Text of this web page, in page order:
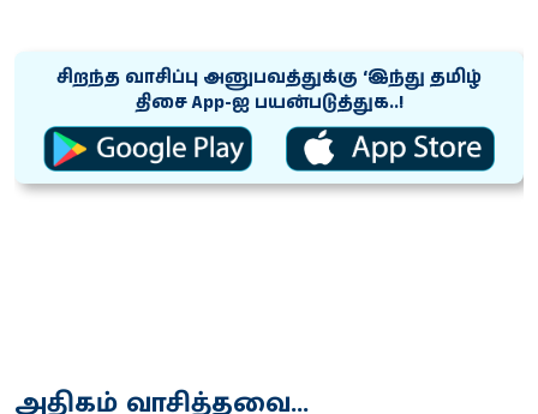
சிறந்த வாசிப்பு அனுபவத்துக்கு ‘இந்து தமிழ்
திசை App-ஐ பயன்படுத்துக..!
அதிகம் வாசித்தவை...